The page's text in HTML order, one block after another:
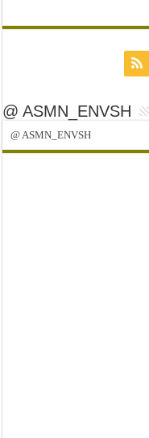
@ ASMN_ENVSH
@ ASMN_ENVSH